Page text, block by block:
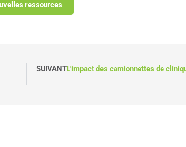
ressources
SUIVANTL'impact des camionnettes de